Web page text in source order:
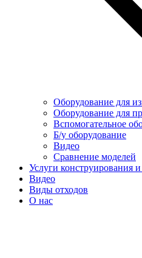
Оборудование для
Оборудование для
Вспомогательное
Б/у оборудование
Видео
Сравнение моделей
Услуги конструирования
Видео
Виды отходов
О нас